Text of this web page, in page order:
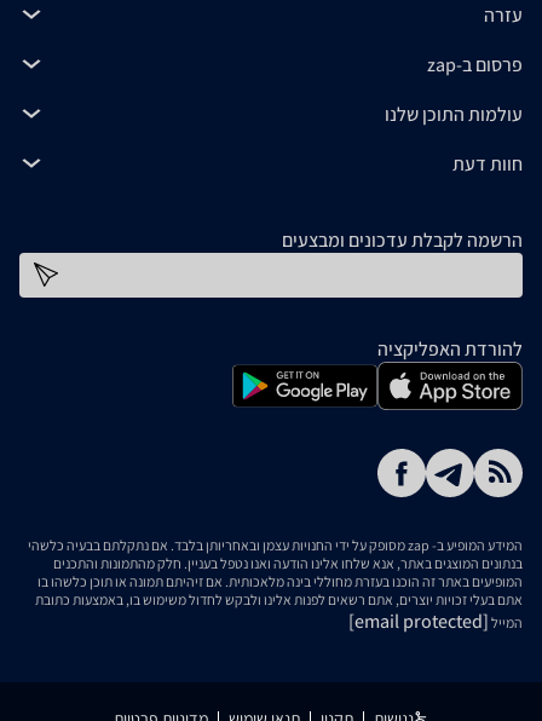
עזרה
פרסום ב-zap
עולמות התוכן שלנו
חוות דעת
הרשמה לקבלת עדכונים ומבצעים
להורדת האפליקציה
המידע המופיע ב- zap מסופק על ידי החנויות עצמן ובאחריותן בלבד. אם נתקלתם בבעיה כלשהי
בנתונים המוצגים באתר, אנא שלחו אלינו הודעה ואנו נטפל בעניין. חלק מהתמונות והתכנים
המופיעים באתר זה הוכנו בעזרת מחוללי בינה מלאכותית. אם זיהיתם תמונה או תוכן כלשהו בו
אתם בעלי זכויות יוצרים, אתם רשאים לפנות אלינו ולבקש לחדול משימוש בו, באמצעות כתובת
המייל [email protected]